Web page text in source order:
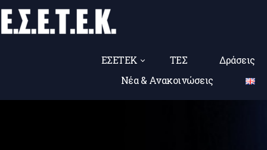
ΕΣΕΤΕΚ ΤΕΣ
Δράσεις
Νέα & Ανακοινώσεις